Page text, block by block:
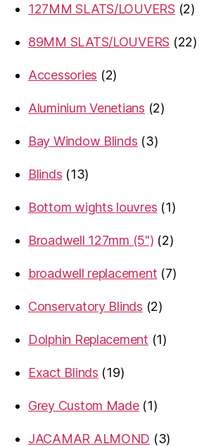
127MM SLATS/LOUVERS 22
89MM SLATS/LOUVERS
2222
Accessories
22
Aluminium Venetians
22
Bay Window Blinds
33
Blinds
1313
Bottom wights louvres
11
Broadwell 127mm (5")
22
broadwell replacement
77
Conservatory Blinds
22
Dolphin Replacement
11
Exact Blinds
1919
Grey Custom Made 11
JACAMAR ALMOND
33